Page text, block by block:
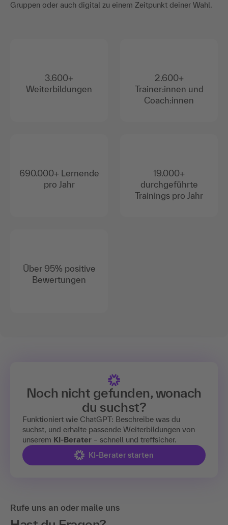
Gruppen oder auch digital zu einem Zeitpunkt deiner Wahl.
3.600+
Weiterbildungen
690.000+ Lernende
pro Jahr
Über 95% positive
Bewertungen
2.600+
Trainer:innen und
Coach:innen
19.000+
durchgeführte
Trainings pro Jahr
Noch nicht gefunden, wonach
du suchst?
Funktioniert wie ChatGPT: Beschreibe was du
suchst, und erhalte passende Weiterbildungen von
unserem KI-Berater – schnell und treffsicher.
KI-Berater starten
Rufe uns an oder maile uns